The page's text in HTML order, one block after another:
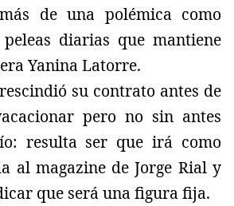
de una polémica como
diarias que mantiene
Yanina Latorre.
su contrato antes de
pero no sin antes
resulta ser que irá como
al magazine de Jorge Rial y
que será una figura fija.